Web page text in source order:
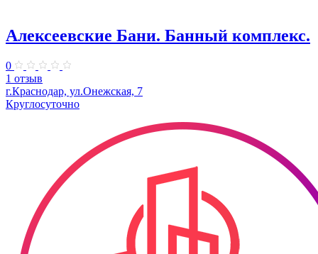
Алексеевские Бани. Банный комплекс.
0
1 отзыв
г.Краснодар, ул.Онежская, 7
Круглосуточно